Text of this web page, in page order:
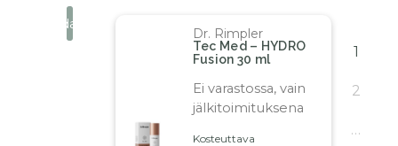
Suodata
Dr. Rimpler
Tec Med – HYDRO
Fusion 30 ml
Ei varastossa, vain
jälkitoimituksena
Kosteuttava
1
2
…